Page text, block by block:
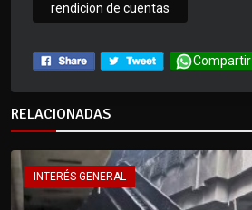
rendicion de cuentas
Compartir
RELACIONADAS
INTERÉS GENERAL